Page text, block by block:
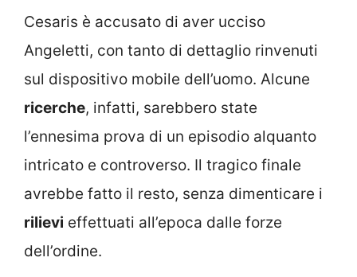
Cesaris è accusato di aver ucciso
Angeletti, con tanto di dettaglio rinvenuti
sul dispositivo mobile dell’uomo. Alcune
ricerche, infatti, sarebbero state
l’ennesima prova di un episodio alquanto
intricato e controverso. Il tragico finale
avrebbe fatto il resto, senza dimenticare i
rilievi effettuati all’epoca dalle forze
dell’ordine.